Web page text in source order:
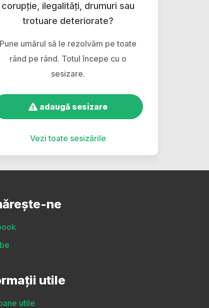
corupție, ilegalități, drumuri sau
trotuare deteriorate?
Pune umărul să le rezolvăm pe toate
rând pe rând. Totul începe cu o
sesizare.
adaugă sesizare
Vezi toate sesizările
ne
utile
utile